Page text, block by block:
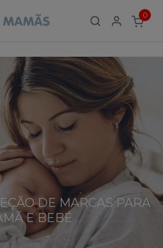
0
ITEMS
DE MARCAS PARA
E BEBÉ